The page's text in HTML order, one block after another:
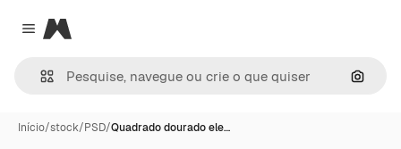
Close menu
Magnific
Início/stock/PSD/Quadrado dourado ele…